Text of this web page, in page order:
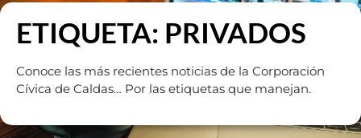
ETIQUETA: PRIVADOS
Conoce las más recientes noticias de la Corporación
Cívica de Caldas… Por las etiquetas que manejan.